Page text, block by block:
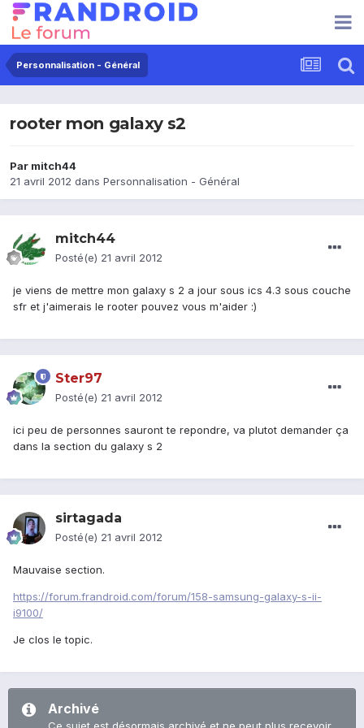
Personnalisation - Général
rooter mon galaxy s2
Par mitch44
21 avril 2012 dans Personnalisation - Général
mitch44
Posté(e) 21 avril 2012
je viens de mettre mon galaxy s 2 a jour sous ics 4.3 sous couche
sfr et j'aimerais le rooter pouvez vous m'aider :)
Ster97
Posté(e) 21 avril 2012
ici peu de personnes sauront te repondre, va plutot demander ça
dans la section du galaxy s 2
sirtagada
Posté(e) 21 avril 2012
Mauvaise section.
https://forum.frandroid.com/forum/158-samsung-galaxy-s-ii-
i9100/
Je clos le topic.
Archivé